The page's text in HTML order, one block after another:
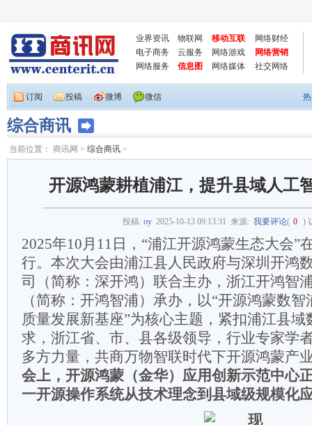
业界资讯 物联网 移动互联
网络财经
电子商务
云服务 网络游戏
网络营销
网络服务
信息图 网络媒体 社交网络
订阅 投稿 微博 微信
综合商讯
当前位置： 商讯网 > 综合商讯 >
开源鸿蒙耕植浦江，提升县域人工
投稿: oy 2025-10-13 09:13:31 来源: 我要评论( 0 )
2025年10月11日，“浦江开源鸿蒙生态大会”
行。本次大会由浦江县人民政府与深圳开鸿
司（简称：深开鸿）联合主办，浙江开鸿智
（简称：开鸿智浦）承办，以“开源鸿蒙数
质量发展新基座”为核心主题，紧扣浦江县
求，浙江省、市、县各级领导，行业专家学
多方力量，共商万物智联时代下开源鸿蒙产
会上，开源鸿蒙（金华）应用创新示范中心
一开源操作系统从技术理念到县域级规模化